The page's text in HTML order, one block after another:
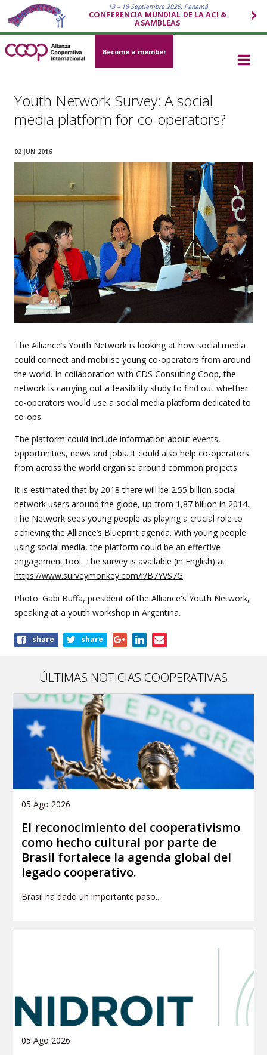
13 – 18 Septiembre 2026, Panamá
CONFERENCIA MUNDIAL DE LA ACI &
ASAMBLEAS
Become a member
Youth Network Survey: A social
media platform for co-operators?
02 JUN 2016
The Alliance’s Youth Network is looking at how social media
could connect and mobilise young co-operators from around
the world. In collaboration with CDS Consulting Coop, the
network is carrying out a feasibility study to find out whether
co-operators would use a social media platform dedicated to
co-ops.
The platform could include information about events,
opportunities, news and jobs. It could also help co-operators
from across the world organise around common projects.
It is estimated that by 2018 there will be 2.55 billion social
network users around the globe, up from 1,87 billion in 2014.
The Network sees young people as playing a crucial role to
achieving the Alliance’s Blueprint agenda. With young people
using social media, the platform could be an effective
engagement tool. The survey is available (in English) at
https://www.surveymonkey.com/r/B7YVS7G
Photo: Gabi Buffa, president of the Alliance's Youth Network,
speaking at a youth workshop in Argentina.
Shareshare share
ÚLTIMAS NOTICIAS COOPERATIVAS
05 Ago 2026
El reconocimiento del cooperativismo
como hecho cultural por parte de
Brasil fortalece la agenda global del
legado cooperativo.
Brasil ha dado un importante paso...
05 Ago 2026